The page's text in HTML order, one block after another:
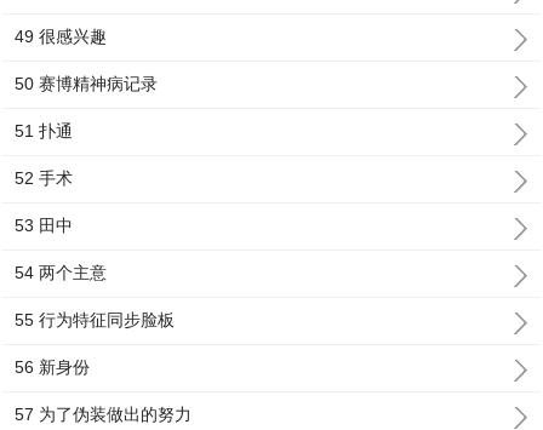
49 很感兴趣
50 赛博精神病记录
51 扑通
52 手术
53 田中
54 两个主意
55 行为特征同步脸板
56 新身份
57 为了伪装做出的努力